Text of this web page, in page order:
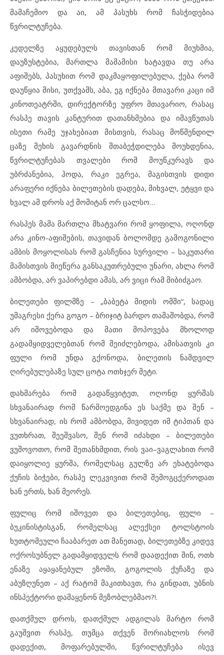
მამაჩემიო და აი, ამ პასუხს რომ ჩასჭიდებია
წვრილტუჩება.
კედელზე აყუდებულს თავისთან რომ მიუხმია,
დაუზუსტებია, მართლა მამამისი ხატავდა თუ არა
აფიშებს, პასუხით რომ დაკმაყოფილებულა, ქება რომ
დაუწყია მისი, უთქვამს, აბა, ეგ იქნება მთავარი კაცი იმ
კინოთეატრში, დირექტორზე უფრო მთავარიო, რასაც
რასპე თავის კანტურით დათანხმებია და იმავწუთას
ისეთი რამე უჯახებიათ მისთვის, რასაც მოწმენდილ
ცაზე მეხის გავარდნის შთაბეჭდილება მოუხდენია,
წვრილტუჩებას თვალები რომ მოუწკურავს და
უბრძანებია, ჰოდა, რაკი ეგრეა, მაგისთვის დიდი
არაფერი იქნება ბილეთების დადება, მიხვალ, ეტყვი და
ხვალ ამ დროს აქ მომიტან ორ ცალსო…
რასპეს მამა მართლა მხატვარი რომ ყოფილა, ოღონდ
არა კინო-აფიშების, თავიდან ბოლომდე გამოგონილი
ამბის მოყოლისას რომ გასჩენია სურვილი – საკუთარი
მამისთვის მიეწერა განსაკუთრებული უნარი, ახლა რომ
ამბობდა, არ ვაპირებდი ამას, არ ვიცი რამ მიბიძგაო.
ბილეთები ფილმზე – „ბაბეტა მიდის ომში“, სადაც
უმაგრესი ქერა გოგო – ბრიჯიტ ბარდო თამაშობდა, რომ
არ იშოვებოდა და მათი მოპოვება მხოლოდ
გადამყიდველებთან რომ შეიძლებოდა, ამისათვის კი
ფული რომ უნდა გქონოდა, ბილეთის ნამდვილ
ღირებულებაზე სულ ცოტა ოთხჯერ მეტი.
დახმარება რომ გადაწყვიტეთ, ოღონდ ყურშას
სხვანაირად რომ წარმოედგინა ეს საქმე და შენ –
სხვანაირად, ის რომ ამბობდა, მივიდეთ იმ ტიპთან და
ვუთხრათ, შეეშვასო, შენ რომ იძახდი – ბილეთები
ვუშოვოთო, რომ შეთანხმდით, რის ვაი–ვაგლახით რომ
დაიყოლიე ყურშა, რომელსაც გულზე არ ეხატებოდა
ქუჩის ბიჭები, რასპე ლეკვივით რომ შემოგცქეროდათ
ხან ერთს, ხან მეორეს.
ფულიც რომ იშოვეთ და ბილეთებიც, ფული –
ბუკინისტისგან, რომელსაც ალექსეი ტოლსტოის
ხუთტომეული ჩააბარეთ ათ მანეთად, ბილეთებზე კიდევ
ოქროსუბნელ გადამყიდველს რომ დაადექით შინ, ოთხ
ენაზე აყაყანებულ ეზოში, გოგოლის ქუჩაზე და
აბუზღუნეთ – აქ რატომ მაკითხავთ, რა გინდათ, უბნის
ინსპექტორი დამაყენონ მეზობლებმაო?!.
დათქმულ დროს, დათქმულ ადგილას მარტო რომ
გაუშვით რასპე, თუმცა თქვენ შორიახლოს რომ
დადექით, მოფარებულში, წვრილტუჩება ისევ